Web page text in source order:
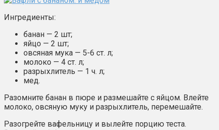
Ингредиенты:
банан — 2 шт;
яйцо — 2 шт;
овсяная мука — 5-6 ст. л;
молоко — 4 ст. л;
разрыхлитель — 1 ч. л;
мед.
Разомните банан в пюре и размешайте с яйцом. Влейте
молоко, овсяную муку и разрыхлитель, перемешайте.
Разогрейте вафельницу и вылейте порцию теста.